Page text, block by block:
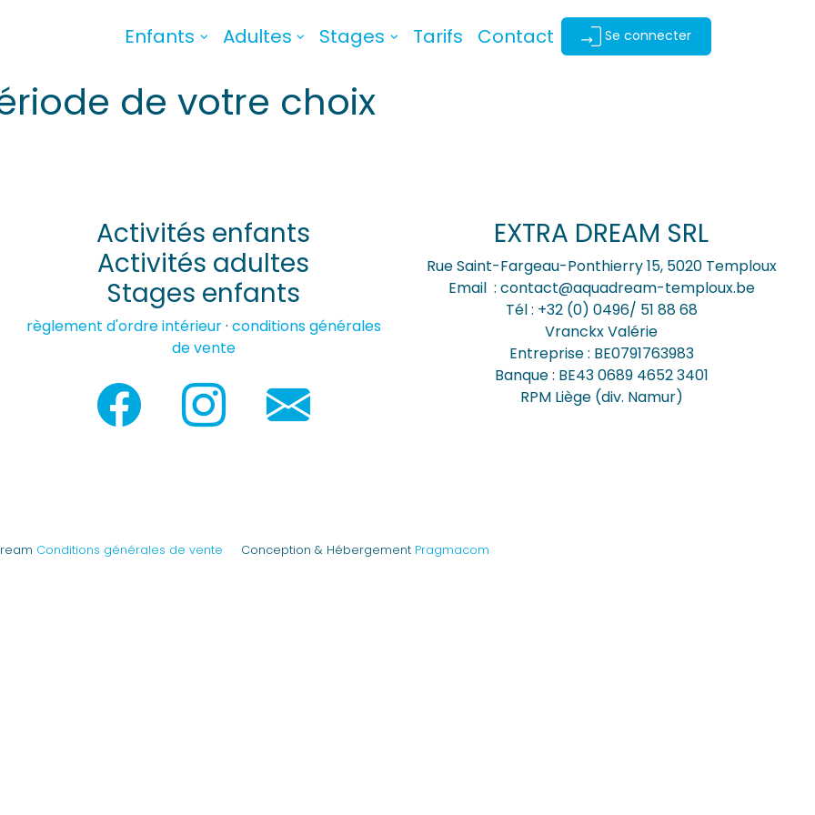
Enfants Adultes Stages Tarifs Contact Se connecter
de votre choix
Activités enfants
Activités adultes
Stages enfants
règlement d'ordre intérieur· conditions générales
de vente
EXTRA DREAM SRL
Rue Saint-Fargeau-Ponthierry 15, 5020 Temploux
Email : contact@aquadream-temploux.be
Tél : +32 (0) 0496/ 51 88 68
Vranckx Valérie
Entreprise : BE0791763983
Banque : BE43 0689 4652 3401
RPM Liège (div. Namur)
Conditions générales de vente Conception & Hébergement Pragmacom